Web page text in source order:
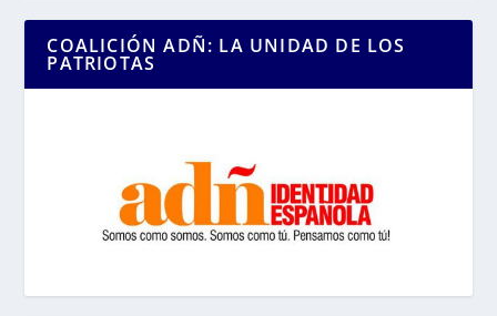
COALICIÓN ADÑ: LA UNIDAD DE LOS
PATRIOTAS